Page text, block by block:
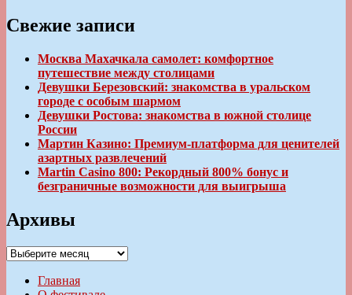
Свежие записи
Москва Махачкала самолет: комфортное
путешествие между столицами
Девушки Березовский: знакомства в уральском
городе с особым шармом
Девушки Ростова: знакомства в южной столице
России
Мартин Казино: Премиум-платформа для ценителей
азартных развлечений
Martin Casino 800: Рекордный 800% бонус и
безграничные возможности для выигрыша
Архивы
Архивы
Главная